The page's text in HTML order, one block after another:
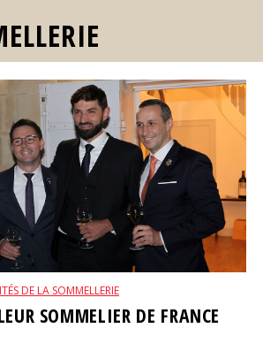
DE LA SOMMELLERIE
SOMMELIER DE FRANCE